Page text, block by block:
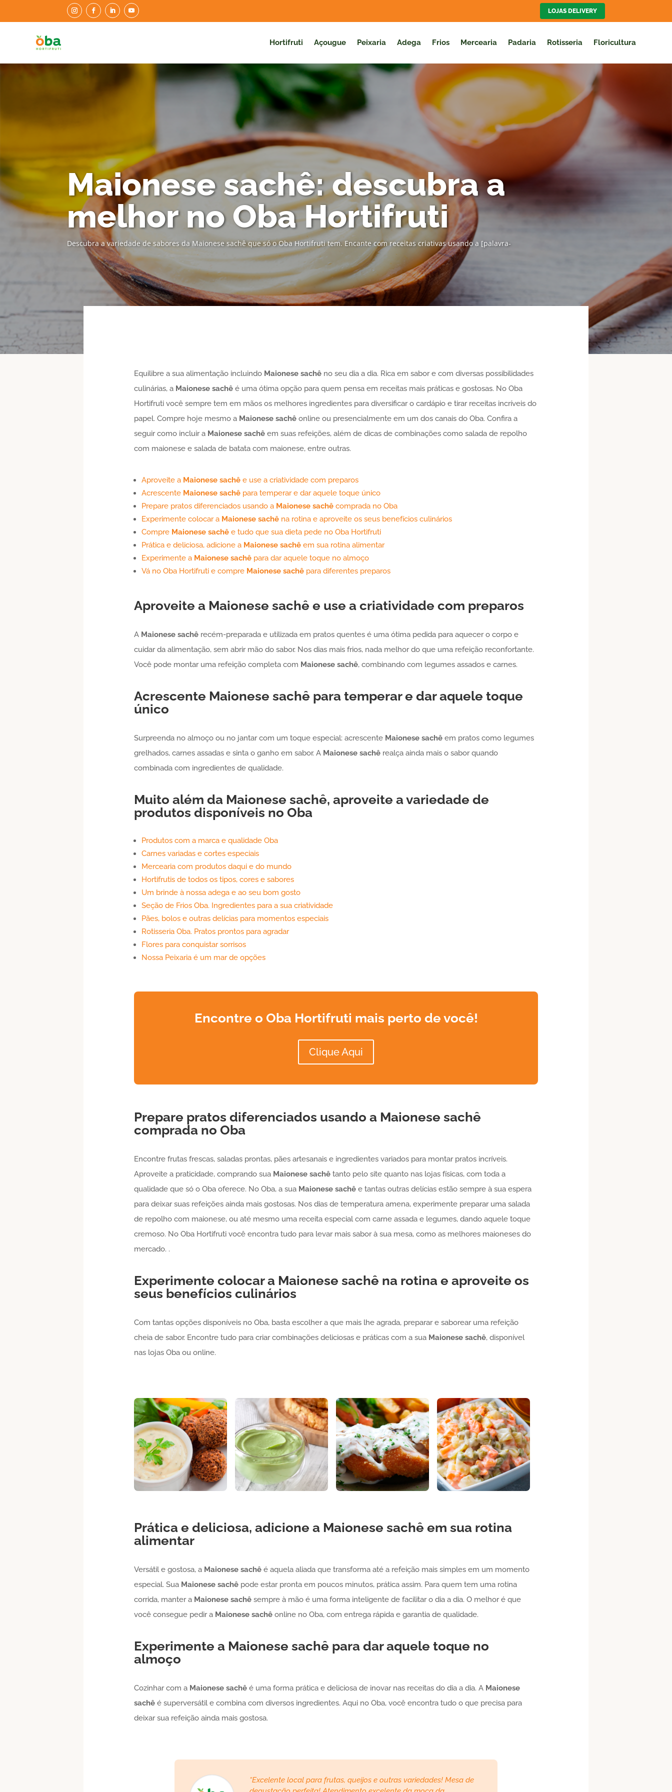
LOJAS DELIVERY
Hortifruti Açougue Peixaria Adega Frios Mercearia Padaria Rotisseria Floricultura
Maionese sachê: descubra a
melhor no Oba Hortifruti
Descubra a variedade de sabores da Maionese sachê que só o Oba Hortifruti tem. Encante com receitas criativas usando a [palavra-
Equilibre a sua alimentação incluindo Maionese sachêno seu dia a dia. Rica em sabor e com diversas possibilidades
culinárias, a Maionese sachêé uma ótima opção para quem pensa em receitas mais práticas e gostosas. No Oba
Hortifruti você sempre tem em mãos os melhores ingredientes para diversificar o cardápio e tirar receitas incríveis do
papel. Compre hoje mesmo a Maionese sachêonline ou presencialmente em um dos canais do Oba. Confira a
seguir como incluir a Maionese sachêem suas refeições, além de dicas de combinações como salada de repolho
com maionese e salada de batata com maionese, entre outras.
Aproveite a Maionese sachêe use a criatividade com preparos
Acrescente Maionese sachêpara temperar e dar aquele toque único
Prepare pratos diferenciados usando a Maionese sachêcomprada no Oba
Experimente colocar a Maionese sachêna rotina e aproveite os seus benefícios culinários
Compre Maionese sachêe tudo que sua dieta pede no Oba Hortifruti
Prática e deliciosa, adicione a Maionese sachêem sua rotina alimentar
Experimente a Maionese sachêpara dar aquele toque no almoço
Vá no Oba Hortifruti e compre Maionese sachêpara diferentes preparos
Aproveite a Maionese sachê e use a criatividade com preparos
A Maionese sachêrecém-preparada e utilizada em pratos quentes é uma ótima pedida para aquecer o corpo e
cuidar da alimentação, sem abrir mão do sabor. Nos dias mais frios, nada melhor do que uma refeição reconfortante.
Você pode montar uma refeição completa com Maionese sachê, combinando com legumes assados e carnes.
Acrescente Maionese sachê para temperar e dar aquele toque
único
Surpreenda no almoço ou no jantar com um toque especial: acrescente Maionese sachêem pratos como legumes
grelhados, carnes assadas e sinta o ganho em sabor. A Maionese sachêrealça ainda mais o sabor quando
combinada com ingredientes de qualidade.
Muito além da Maionese sachê, aproveite a variedade de
produtos disponíveis no Oba
Produtos com a marca e qualidade Oba
Carnes variadas e cortes especiais
Mercearia com produtos daqui e do mundo
Hortifrutis de todos os tipos, cores e sabores
Um brinde à nossa adega e ao seu bom gosto
Seção de Frios Oba. Ingredientes para a sua criatividade
Pães, bolos e outras delícias para momentos especiais
Rotisseria Oba. Pratos prontos para agradar
Flores para conquistar sorrisos
Nossa Peixaria é um mar de opções
Encontre o Oba Hortifruti mais perto de você!
Clique Aqui
Prepare pratos diferenciados usando a Maionese sachê
comprada no Oba
Encontre frutas frescas, saladas prontas, pães artesanais e ingredientes variados para montar pratos incríveis.
Aproveite a praticidade, comprando sua Maionese sachêtanto pelo site quanto nas lojas físicas, com toda a
qualidade que só o Oba oferece. No Oba, a sua Maionese sachêe tantas outras delícias estão sempre à sua espera
para deixar suas refeições ainda mais gostosas. Nos dias de temperatura amena, experimente preparar uma salada
de repolho com maionese, ou até mesmo uma receita especial com carne assada e legumes, dando aquele toque
cremoso. No Oba Hortifruti você encontra tudo para levar mais sabor à sua mesa, como as melhores maioneses do
mercado. .
Experimente colocar a Maionese sachê na rotina e aproveite os
seus benefícios culinários
Com tantas opções disponíveis no Oba, basta escolher a que mais lhe agrada, preparar e saborear uma refeição
cheia de sabor. Encontre tudo para criar combinações deliciosas e práticas com a sua Maionese sachê, disponível
nas lojas Oba ou online.
Prática e deliciosa, adicione a Maionese sachê em sua rotina
alimentar
Versátil e gostosa, a Maionese sachêé aquela aliada que transforma até a refeição mais simples em um momento
especial. Sua Maionese sachêpode estar pronta em poucos minutos, prática assim. Para quem tem uma rotina
corrida, manter a Maionese sachêsempre à mão é uma forma inteligente de facilitar o dia a dia. O melhor é que
você consegue pedir a Maionese sachêonline no Oba, com entrega rápida e garantia de qualidade.
Experimente a Maionese sachê para dar aquele toque no
almoço
Cozinhar com a Maionese sachêé uma forma prática e deliciosa de inovar nas receitas do dia a dia. A Maionese
sachêé superversátil e combina com diversos ingredientes. Aqui no Oba, você encontra tudo o que precisa para
deixar sua refeição ainda mais gostosa.
“Excelente local para frutas, queijos e outras variedades! Mesa de